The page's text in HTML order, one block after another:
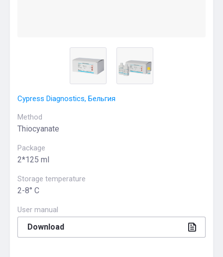
Cypress Diagnostics, Бельгия
Method
Thiocyanate
Package
2*125 ml
Storage temperature
2-8° С
User manual
Download